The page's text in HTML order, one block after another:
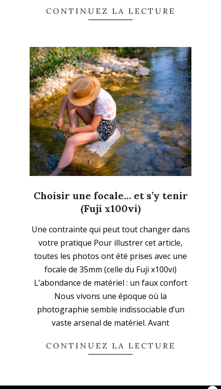
CONTINUEZ LA LECTURE
Choisir une focale… et s’y tenir
(Fuji x100vi)
11-
Une contrainte qui peut tout changer dans
votre pratique Pour illustrer cet article,
toutes les photos ont été prises avec une
focale de 35mm (celle du Fuji x100vi)
L’abondance de matériel : un faux confort
Nous vivons une époque où la
photographie semble indissociable d’un
vaste arsenal de matériel. Avant
CONTINUEZ LA LECTURE